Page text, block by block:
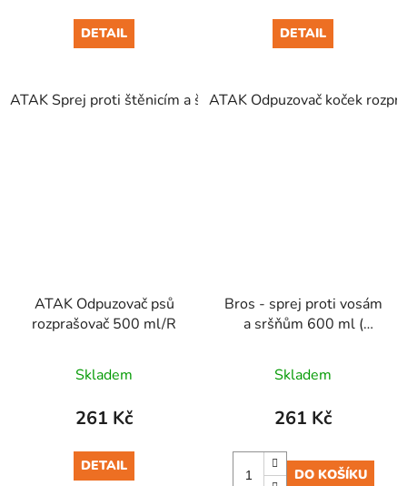
DETAIL
ATAK Sprej proti štěnicím a švábům 400 ml/R
DETAIL
ATAK Odpuzovač koček
ATAK Odpuzovač psů
rozprašovač 500 ml/R
Skladem
261 Kč
DETAIL
Bros - sprej proti vosám
a sršňům 600 ml (
Skladem
261 Kč
DO KOŠÍKU